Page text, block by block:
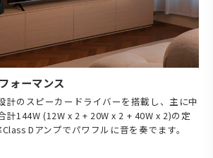
ォーマンス
計のスピーカードライバーを搭載し、主に中
計144W (12W x 2 + 20W x 2 + 40W x 2)の定
Dアンプでパワフルに音を奏でます。